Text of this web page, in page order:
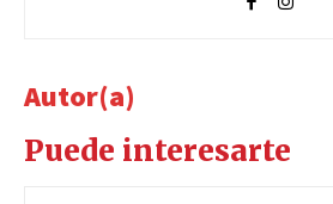
Autor(a)
Puede interesarte